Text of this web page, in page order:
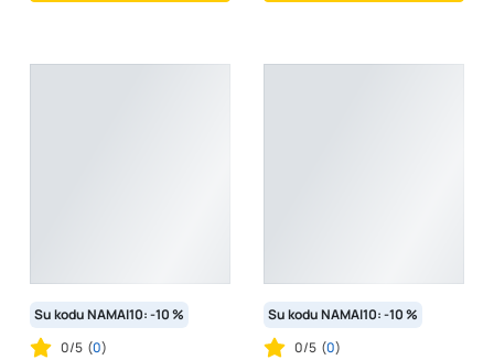
Su kodu NAMAI10: -10 %
0/5 (0)
Su kodu NAMAI10: -10 %
0/5 (0)